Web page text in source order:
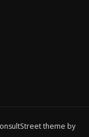
theme by